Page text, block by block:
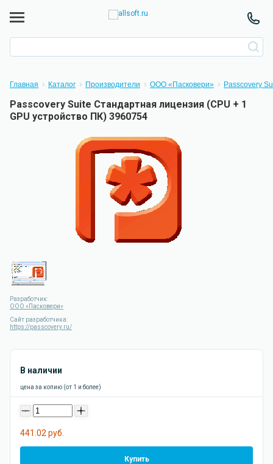
Главная Каталог Производители ООО «Пасковери» Passcovery
Passcovery Suite Стандартная лицензия (CPU + 1
GPU устройство ПК) 3960754
Разработчик:
ООО «Пасковери»
Сайт разработчика:
https://passcovery.ru/
В наличии
цена за копию (от 1 и более)
- +
441.02 руб.
Купить